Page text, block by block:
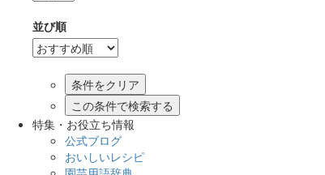
並び順
この条件で検索する
特集・お役立ち情報
公式ブログ
おいしいレシピ